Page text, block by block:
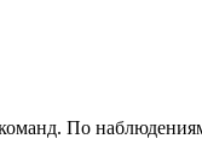
По